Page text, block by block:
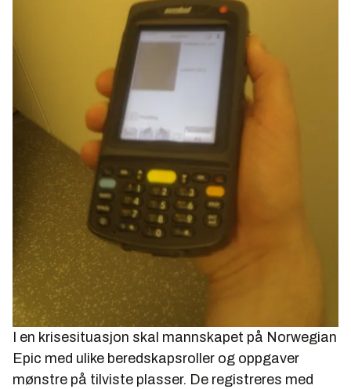
I en krisesituasjon skal mannskapet på Norwegian
Epic med ulike beredskapsroller og oppgaver
mønstre på tilviste plasser. De registreres med